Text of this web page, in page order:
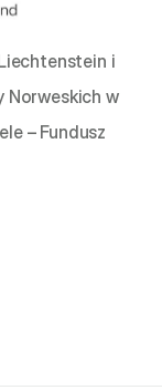
i
Norweskich w
– Fundusz